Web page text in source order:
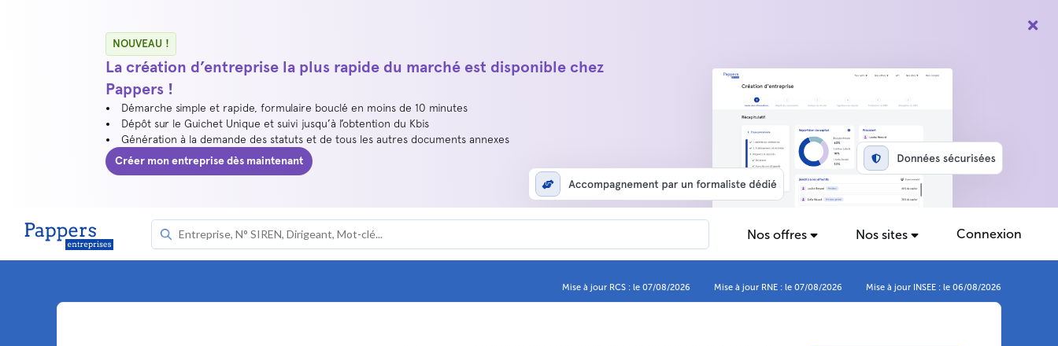
NOUVEAU !
La création d’entreprise la plus rapide du marché est disponible chez
Pappers !
Démarche simple et rapide, formulaire bouclé en moins de 10 minutes
Dépôt sur le Guichet Unique et suivi jusqu’à l’obtention du Kbis
Génération à la demande des statuts et de tous les autres documents annexes
Créer mon entreprise dès maintenant
Nos offres Nos sites Connexion
Mise à jour RCS : le 07/08/2026 Mise à jour RNE : le 07/08/2026 Mise à jour INSEE : le 06/08/2026